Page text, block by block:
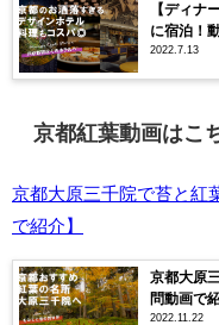
【ディナ
に宿泊！
落ホテル】
2022.7.13
京都紅葉動画はこ
京都大原三千院で苔と紅
で紹介】
京都大原
問動画で
2022.11.22